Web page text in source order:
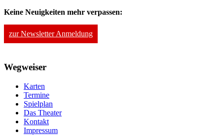
Keine Neuigkeiten mehr verpassen:
zur Newsletter Anmeldung
Wegweiser
Karten
Termine
Spielplan
Das Theater
Kontakt
Impressum